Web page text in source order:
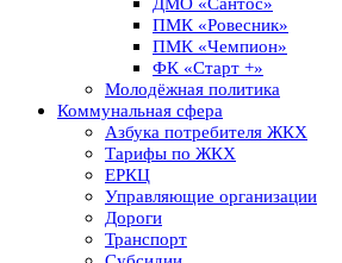
ДМО «Сантос»
ПМК «Ровесник»
ПМК «Чемпион»
ФК «Старт +»
Молодёжная политика
Коммунальная сфера
Азбука потребителя ЖКХ
Тарифы по ЖКХ
ЕРКЦ
Управляющие организации
Дороги
Транспорт